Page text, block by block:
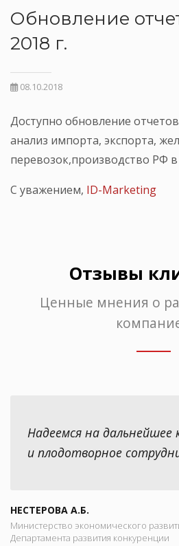
Обновление
2018 г.
08.10.2018
Доступно обновление отчетов
анализ импорта, экспорта,
перевозок,производство РФ
С уважением, ID-Marketing
Отзывы
Ценные мнения о
Надеемся на дальнейшее
и плодотворное
НЕСТЕРОВА А.Б.
Министерство экономического
Департамента развития конкуренции